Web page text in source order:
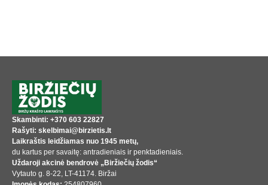
Skambinti: +370 603 22827
Rašyti: skelbimai@birzietis.lt
Laikraštis leidžiamas nuo 1945 metų,
du kartus per savaitę: antradieniais ir penktadieniais.
Uždaroji akcinė bendrovė „Biržiečių žodis“
Vytauto g. 8-22, LT-41174. Biržai